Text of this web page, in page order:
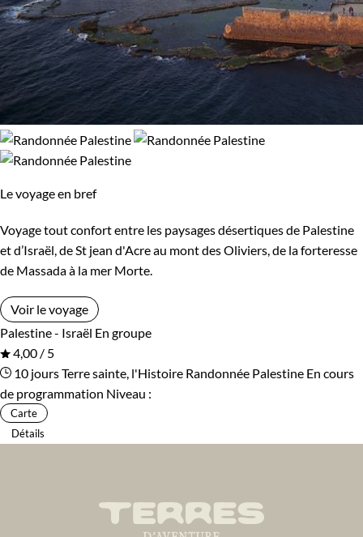
Le voyage en bref
Voyage tout confort entre les paysages désertiques de Palestine
et d’Israël, de St jean d'Acre au mont des Oliviers, de la forteresse
de Massada à la mer Morte.
Voir le voyage
Palestine - Israël En groupe
4,00 / 5
10 joursTerre sainte, l'Histoire Randonnée Palestine En cours
de programmation Niveau :
Carte
Détails